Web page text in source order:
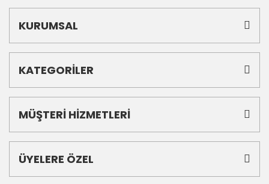
KURUMSAL
KATEGORİLER
MÜŞTERİ HİZMETLERİ
ÜYELERE ÖZEL